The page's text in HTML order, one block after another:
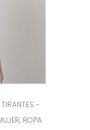
-
, ROPA